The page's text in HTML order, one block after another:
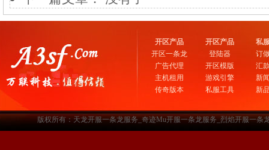
开区产品
开区一条龙
广告代理
主机租用
传奇版本
开区产品
登陆器
开区模版
游戏引擎
私服工具
私
订
汇
新
新
版权所有：天龙开服一条龙服务_奇迹Mu开服一条龙服务_烈焰开服一条